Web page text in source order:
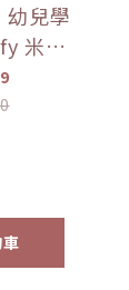
兒學
米菲
限